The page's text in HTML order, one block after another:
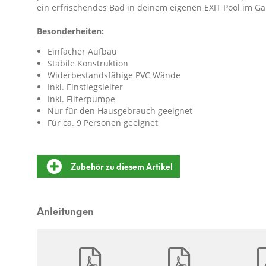
ein erfrischendes Bad in deinem eigenen EXIT Pool im
Besonderheiten:
Einfacher Aufbau
Stabile Konstruktion
Widerbestandsfähige PVC Wände
Inkl. Einstiegsleiter
Inkl. Filterpumpe
Nur für den Hausgebrauch geeignet
Für ca. 9 Personen geeignet
Zubehör zu diesem Artikel
Anleitungen